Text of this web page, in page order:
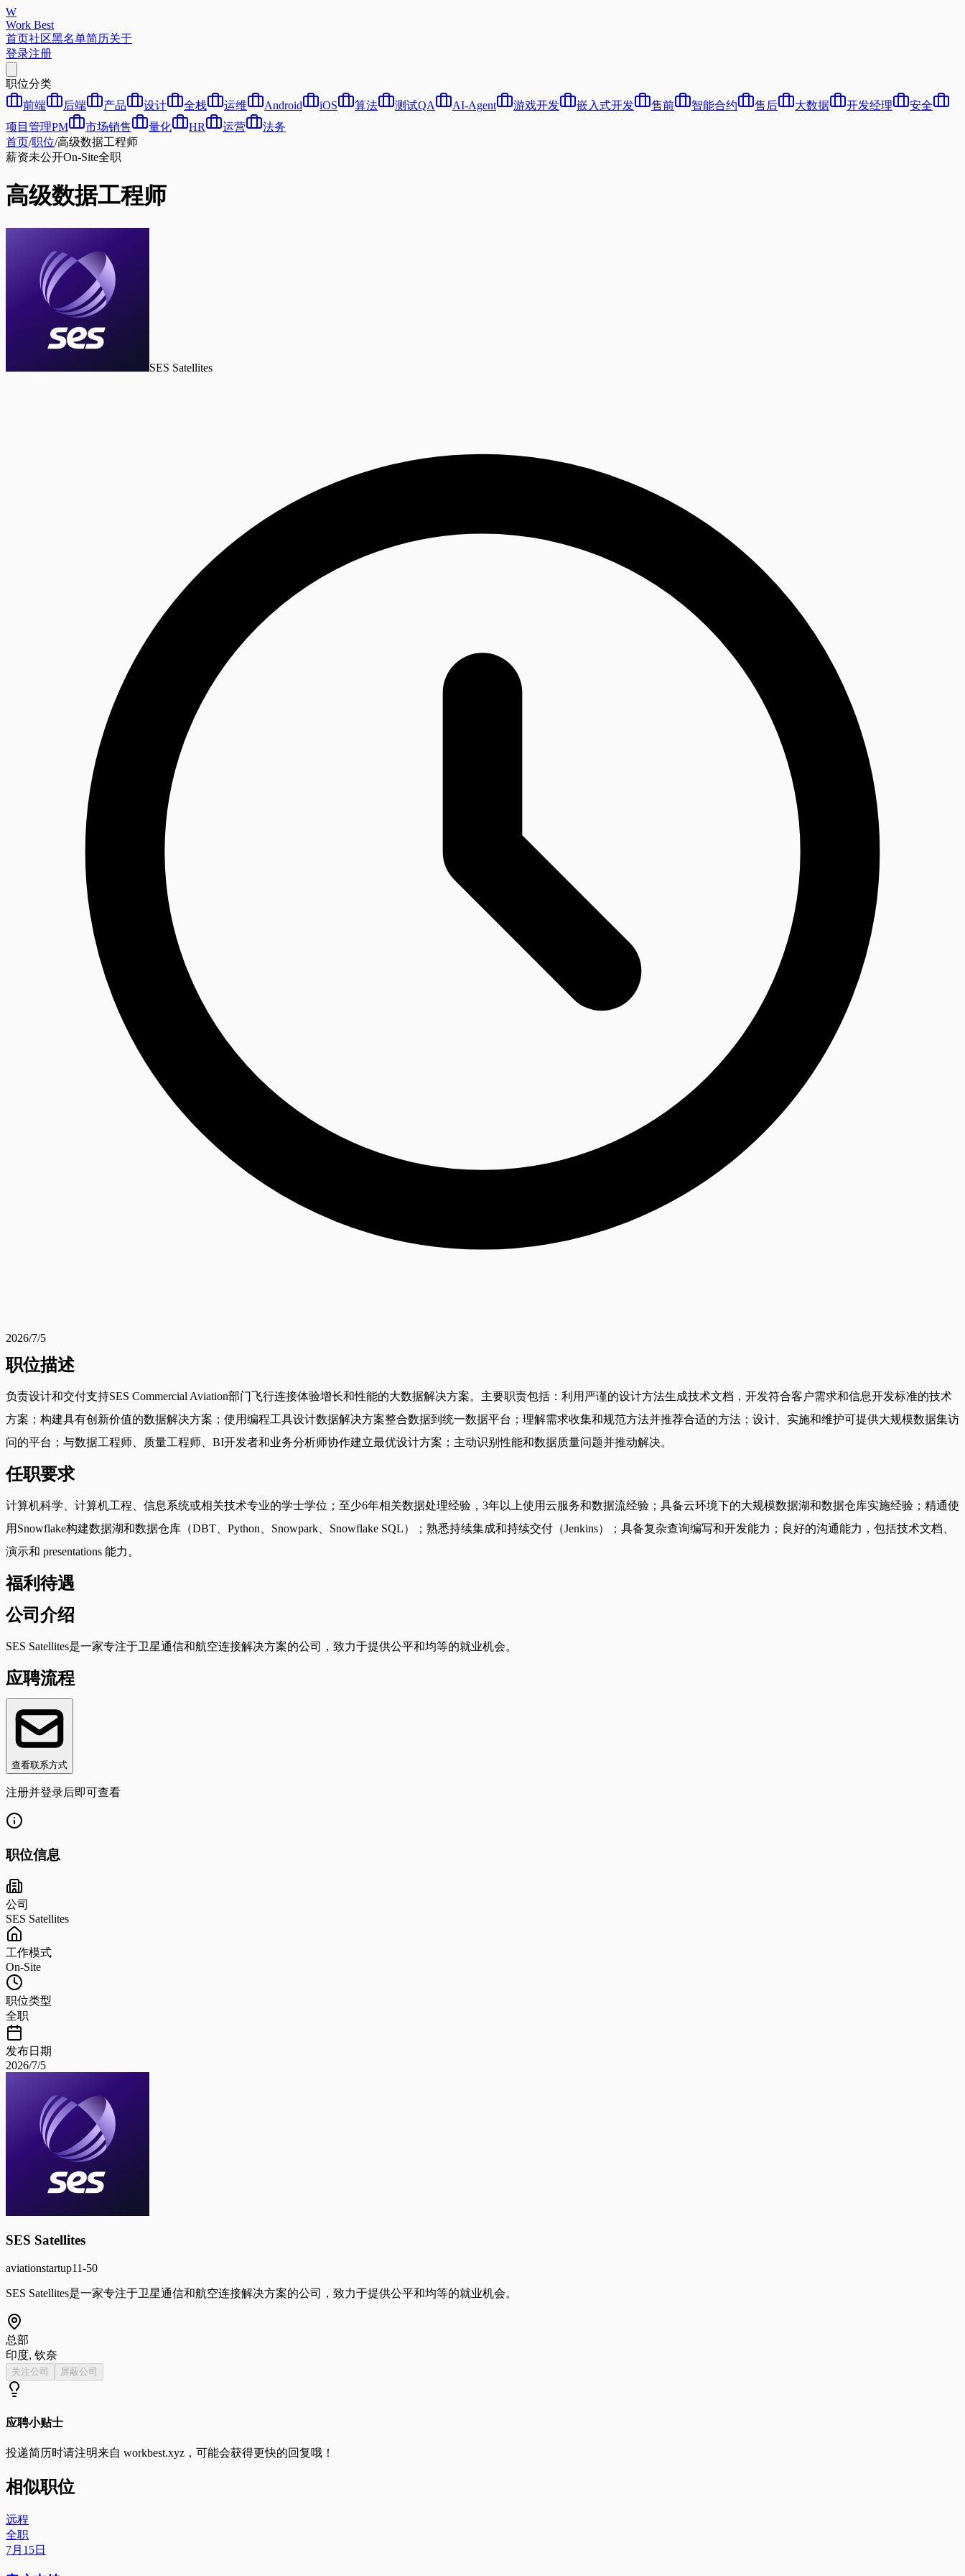
W
Work Best
首页社区黑名单简历关于
登录注册
职位分类
前端
后端 产品 设计 全栈 运维 Android iOS 算法 测试QA AI-Agent 游戏开发 嵌入式开发 售前 智能合约 售后 大数据 开发经理
安全
项目管理PM
市场销售 量化 HR 运营
法务
首页/职位/高级数据工程师
薪资未公开On-Site全职
高级数据工程师
SES Satellites
2026/7/5
职位描述
负责设计和交付支持SES Commercial Aviation部门飞行连接体验增长和性能的大数据解决方案。主要职责包括：利用严谨的设计方法生成技术文档，开发符合客户需求和信息开发标准的技术
方案；构建具有创新价值的数据解决方案；使用编程工具设计数据解决方案整合数据到统一数据平台；理解需求收集和规范方法并推荐合适的方法；设计、实施和维护可提供大规模数据集访
问的平台；与数据工程师、质量工程师、BI开发者和业务分析师协作建立最优设计方案；主动识别性能和数据质量问题并推动解决。
任职要求
计算机科学、计算机工程、信息系统或相关技术专业的学士学位；至少6年相关数据处理经验，3年以上使用云服务和数据流经验；具备云环境下的大规模数据湖和数据仓库实施经验；精通使
用Snowflake构建数据湖和数据仓库（DBT、Python、Snowpark、Snowflake SQL）；熟悉持续集成和持续交付（Jenkins）；具备复杂查询编写和开发能力；良好的沟通能力，包括技术文档、
演示和 presentations 能力。
福利待遇
公司介绍
SES Satellites是一家专注于卫星通信和航空连接解决方案的公司，致力于提供公平和均等的就业机会。
应聘流程
查看联系方式
注册并登录后即可查看
职位信息
公司
SES Satellites
工作模式
On-Site
职位类型
全职
发布日期
2026/7/5
SES Satellites
aviationstartup11-50
SES Satellites是一家专注于卫星通信和航空连接解决方案的公司，致力于提供公平和均等的就业机会。
总部
印度, 钦奈
关注公司 屏蔽公司
应聘小贴士
投递简历时请注明来自 workbest.xyz ，可能会获得更快的回复哦！
相似职位
远程
全职
7月15日